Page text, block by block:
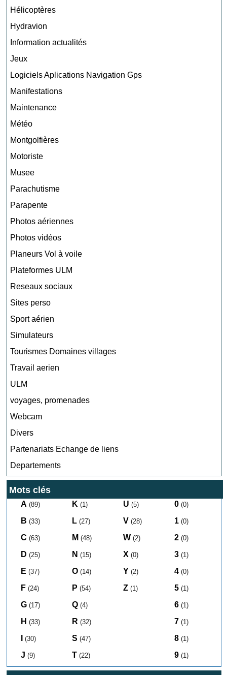
Hélicoptères
Hydravion
Information actualités
Jeux
Logiciels Aplications Navigation Gps
Manifestations
Maintenance
Météo
Montgolfières
Motoriste
Musee
Parachutisme
Parapente
Photos aériennes
Photos vidéos
Planeurs Vol à voile
Plateformes ULM
Reseaux sociaux
Sites perso
Sport aérien
Simulateurs
Tourismes Domaines villages
Travail aerien
ULM
voyages, promenades
Webcam
Divers
Partenariats Echange de liens
Departements
Mots clés
A (89)
B (33)
C (63)
D (25)
E (37)
F (24)
G (17)
H (33)
(30)
J (9)
K (1)
L (27)
M (48)
N (15)
O (14)
P (54)
Q (4)
R (32)
S (47)
T (22)
U (5)
V (28)
W (2)
X (0)
Y (2)
Z (1)
0 (0)
1 (0)
2 (0)
3 (1)
4 (0)
5 (1)
6 (1)
7 (1)
8 (1)
9 (1)